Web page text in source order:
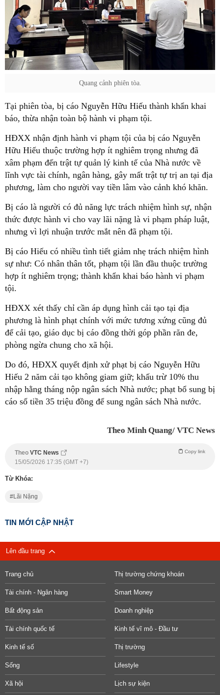
Quang cảnh phiên tòa.
Tại phiên tòa, bị cáo Nguyễn Hữu Hiếu thành khẩn khai
báo, thừa nhận toàn bộ hành vi phạm tội.
HĐXX nhận định hành vi phạm tội của bị cáo Nguyễn
Hữu Hiếu thuộc trường hợp ít nghiêm trọng nhưng đã
xâm phạm đến trật tự quản lý kinh tế của Nhà nước về
lĩnh vực tài chính, ngân hàng, gây mất trật tự trị an tại địa
phương, làm cho người vay tiền lâm vào cảnh khó khăn.
Bị cáo là người có đủ năng lực trách nhiệm hình sự, nhận
thức được hành vi cho vay lãi nặng là vi phạm pháp luật,
nhưng vì lợi nhuận trước mắt nên đã phạm tội.
Bị cáo Hiếu có nhiều tình tiết giảm nhẹ trách nhiệm hình
sự như: Có nhân thân tốt, phạm tội lần đầu thuộc trường
hợp ít nghiêm trọng; thành khẩn khai báo hành vi phạm
tội.
HĐXX xét thấy chỉ cần áp dụng hình cải tạo tại địa
phương là hình phạt chính với mức tương xứng cũng đủ
để cải tạo, giáo dục bị cáo đồng thời góp phần răn đe,
phòng ngừa chung cho xã hội.
Do đó, HĐXX quyết định xử phạt bị cáo Nguyễn Hữu
Hiếu 2 năm cải tạo không giam giữ; khấu trừ 10% thu
nhập hằng tháng nộp ngân sách Nhà nước; phạt bổ sung bị
cáo số tiền 35 triệu đồng để sung ngân sách Nhà nước.
Theo Minh Quang/ VTC News
Theo VTC News Copy link
15/05/2026 17:35 (GMT +7)
Từ Khóa:
Lãi Nặng
TIN MỚI CẬP NHẬT
Lên đầu trang
Trang chủ Thị trường chứng khoán
Tài chính - Ngân hàng Smart Money
Bất động sản Doanh nghiệp
Tài chính quốc tế Kinh tế vĩ mô - Đầu tư
Kinh tế số Thị trường
Sống Lifestyle
Xã hội Lịch sự kiện